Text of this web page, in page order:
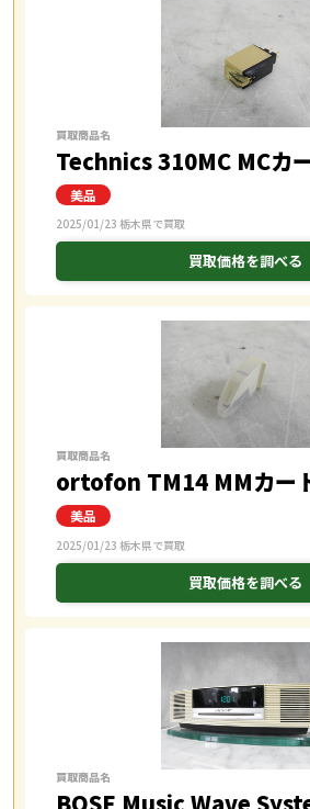
買取商品名
Technics 310MC MCカ
2025/01/23 栃木県で買取
買取価格を調べる
買取商品名
ortofon TM14 MMカー
2025/01/23 栃木県で買取
買取価格を調べる
買取商品名